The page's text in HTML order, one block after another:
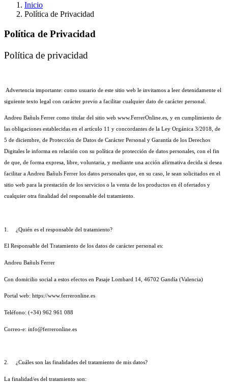
Inicio
Política de Privacidad
Política de Privacidad
Política de privacidad
Advertencia importante: como usuario de este sitio web le invitamos a leer detenidamente el
siguiente texto legal con carácter previo a facilitar cualquier dato de carácter personal.
Andreu Bañuls Ferrer como titular del sitio web www.FerrerOnline.es, y en cumplimiento de
las obligaciones establecidas en el artículo 11 y concordantes de la Ley Orgánica 3/2018, de
5 de diciembre, de Protección de Datos de Carácter Personal y Garantía de los Derechos
Digitales le informa en relación con su política de protección de datos personales, con el fin
de que, de forma expresa, libre, voluntaria, y mediante una acción afirmativa decida si desea
facilitar a Andreu Bañuls Ferrer los datos personales que, en su caso, le sean solicitados en el
sitio web para la prestación de los servicios o la venta de los productos en él ofertados y
cualquier otra finalidad del responsable del tratamiento.
1. ¿Quién es el responsable del tratamiento?
El Responsable del Tratamiento de los datos de carácter personal es:
Andreu Bañuls Ferrer
Con domicilio social a estos efectos en Pasaje Lombard 14, 46702 Gandía (Valencia)
Portal web: https://www.ferreronline.es
Teléfono: (+34) 962 961 088
Correo-e: info@ferreronline.es
2. ¿Cuáles son las finalidades del tratamiento de mis datos?
La finalidad/es del tratamiento son: